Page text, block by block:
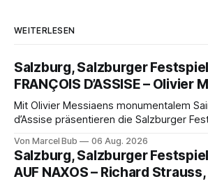
WEITERLESEN
Salzburg, Salzburger
FRANÇOIS D’ASSISE – Olivier
Mit Olivier Messiaens monumentalem
d’Assise präsentieren die Salzburger
eine bildgewaltige Inszenierung,
die komplexe Partitur eindrucksvoll,
Franziskus.
Von Marcel Bub 06 Aug. 2026
Salzburg, Salzburger
AUF NAXOS – Richard Strauss,